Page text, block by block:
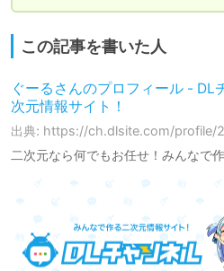
この記事を書いた人
ぐーるさんのプロフィール - DL
次元情報サイト！
出典: https://ch.dlsite.com/profile/
二次元なら何でもお任せ！みんなで